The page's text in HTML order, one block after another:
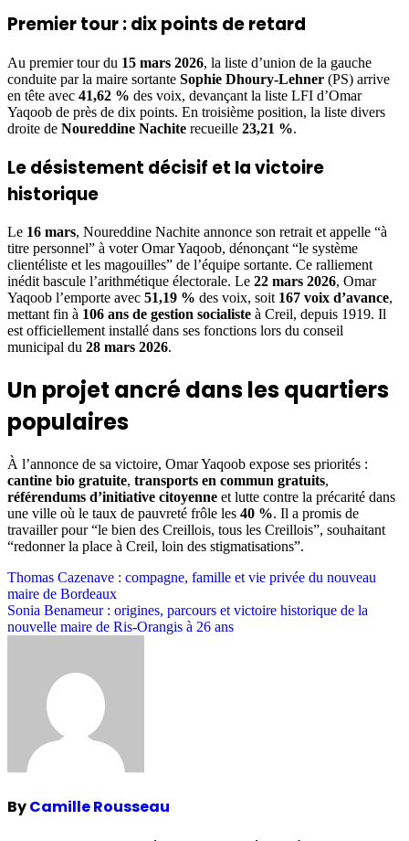
Premier tour : dix points de retard
Au premier tour du 15 mars 2026, la liste d’union de la gauche
conduite par la maire sortante Sophie Dhoury-Lehner (PS) arrive
en tête avec 41,62 % des voix, devançant la liste LFI d’Omar
Yaqoob de près de dix points. En troisième position, la liste divers
droite de Noureddine Nachite recueille 23,21 %.
Le désistement décisif et la victoire
historique
Le 16 mars, Noureddine Nachite annonce son retrait et appelle “à
titre personnel” à voter Omar Yaqoob, dénonçant “le système
clientéliste et les magouilles” de l’équipe sortante. Ce ralliement
inédit bascule l’arithmétique électorale. Le 22 mars 2026, Omar
Yaqoob l’emporte avec 51,19 % des voix, soit 167 voix d’avance,
mettant fin à 106 ans de gestion socialiste à Creil, depuis 1919. Il
est officiellement installé dans ses fonctions lors du conseil
municipal du 28 mars 2026.
Un projet ancré dans les quartiers
populaires
À l’annonce de sa victoire, Omar Yaqoob expose ses priorités :
cantine bio gratuite, transports en commun gratuits,
référendums d’initiative citoyenne et lutte contre la précarité dans
une ville où le taux de pauvreté frôle les 40 %. Il a promis de
travailler pour “le bien des Creillois, tous les Creillois”, souhaitant
“redonner la place à Creil, loin des stigmatisations”.
Post
navigation
Thomas Cazenave : compagne, famille et vie privée du nouveau
maire de Bordeaux
Sonia Benameur : origines, parcours et victoire historique de la
nouvelle maire de Ris-Orangis à 26 ans
ByCamille Rousseau